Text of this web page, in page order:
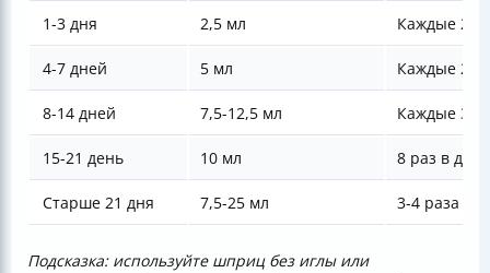
1-3 дня 2,5 мл Каждые 2
4-7 дней 5 мл Каждые 2
8-14 дней 7,5-12,5 мл Каждые 3
15-21 день 10 мл 8 раз в день
Старше 21 дня 7,5-25 мл 3-4 раза в
Подсказка: используйте шприц без иглы или